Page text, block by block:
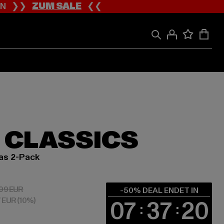
❯❯ZUM SALE❮❮
2-Pack
EUR
EURAktionspreis: 17,99 EUR
(10%)
-50% DEAL ENDET IN
07 37 19